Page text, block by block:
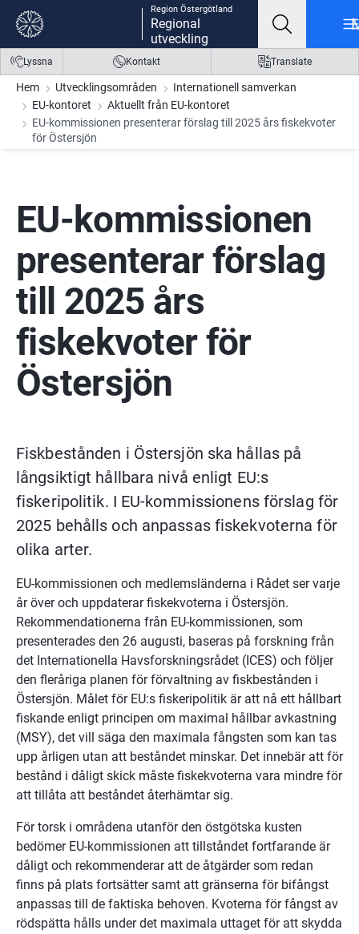
Gå till innehåll
Gå till meny
Gå till sidfot
Region Östergötland
Regional
utveckling
Lyssna Kontakt Translate
Hem Utvecklingsområden
Internationell samverkan
EU-kontoret
Aktuellt från EU-kontoret
EU-kommissionen presenterar förslag till 2025 års fiskekvoter
för Östersjön
EU-kommissionen
presenterar förslag
till 2025 års
fiskekvoter för
Östersjön
Fiskbestånden i Östersjön ska hållas på
långsiktigt hållbara nivå enligt EU:s
fiskeripolitik. I EU-kommissionens förslag för
2025 behålls och anpassas fiskekvoterna för
olika arter.
EU-kommissionen och medlemsländerna i Rådet ser varje
år över och uppdaterar fiskekvoterna i Östersjön.
Rekommendationerna från EU-kommissionen, som
presenterades den 26 augusti, baseras på forskning från
det Internationella Havsforskningsrådet (ICES) och följer
den fleråriga planen för förvaltning av fiskbestånden i
Östersjön. Målet för EU:s fiskeripolitik är att nå ett hållbart
fiskande enligt principen om maximal hållbar avkastning
(MSY), det vill säga den maximala fångsten som kan tas
upp årligen utan att beståndet minskar. Det innebär att för
bestånd i dåligt skick måste fiskekvoterna vara mindre för
att tillåta att beståndet återhämtar sig.
För torsk i områdena utanför den östgötska kusten
bedömer EU-kommissionen att tillståndet fortfarande är
dåligt och rekommenderar att de åtgärder som redan
finns på plats fortsätter samt att gränserna för bifångst
anpassas till de faktiska behoven. Kvoterna för fångst av
rödspätta hålls under det maximala uttaget för att skydda